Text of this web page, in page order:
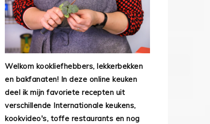
Welkom kookliefhebbers, lekkerbekken
en bakfanaten! In deze online keuken
deel ik mijn favoriete recepten uit
verschillende Internationale keukens,
kookvideo's, toffe restaurants en nog